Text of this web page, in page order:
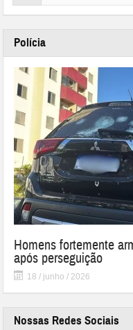
Polícia
Homens fortemente
após perseguição
18 / junho / 2026
Nossas Redes Sociais